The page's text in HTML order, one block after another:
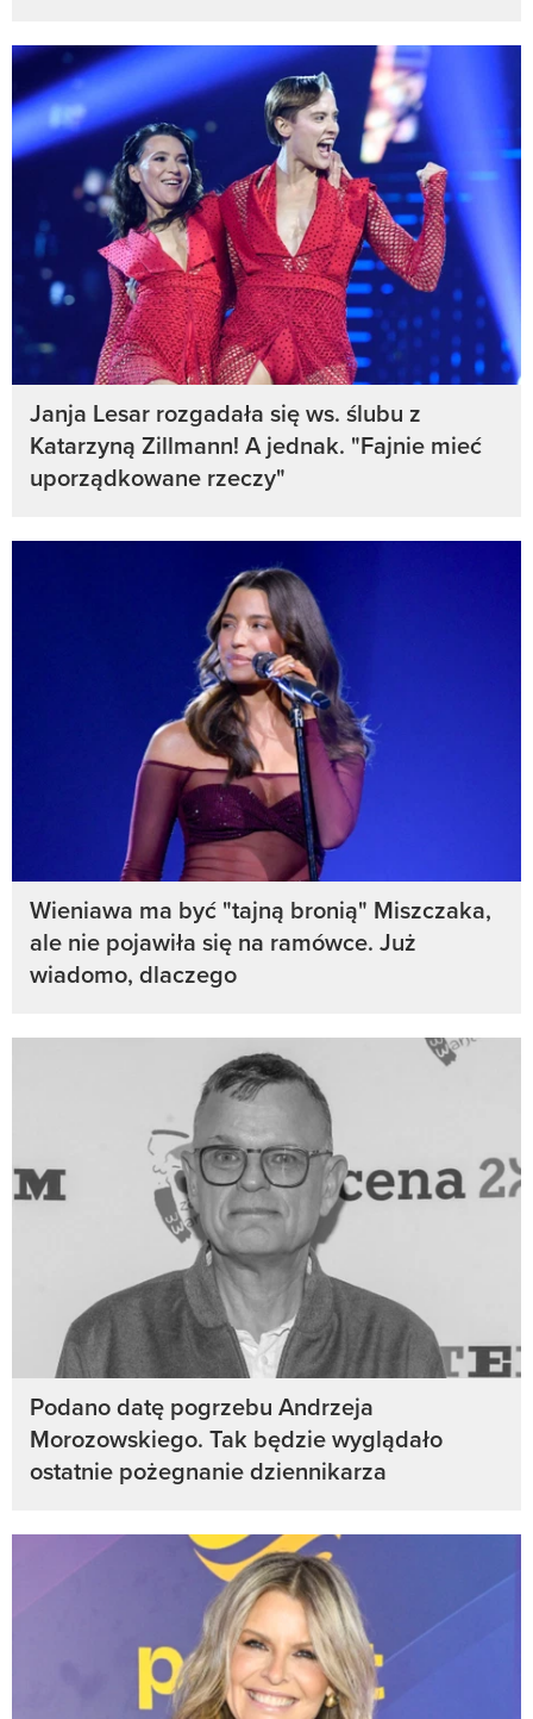
Janja Lesar rozgadała się ws. ślubu z
Katarzyną Zillmann! A jednak. "Fajnie mieć
uporządkowane rzeczy"
Wieniawa ma być "tajną bronią" Miszczaka,
ale nie pojawiła się na ramówce. Już
wiadomo, dlaczego
Podano datę pogrzebu Andrzeja
Morozowskiego. Tak będzie wyglądało
ostatnie pożegnanie dziennikarza